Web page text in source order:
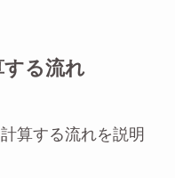
する流れ
算する流れを説明